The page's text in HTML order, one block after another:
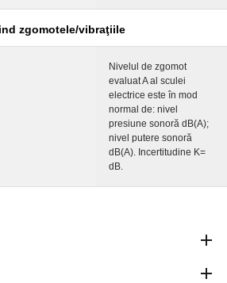
zgomotele/vibraţiile
Nivelul de zgomot
evaluat A al sculei
electrice este în mod
normal de: nivel
presiune sonoră dB(A);
nivel putere sonoră
dB(A). Incertitudine K=
dB.